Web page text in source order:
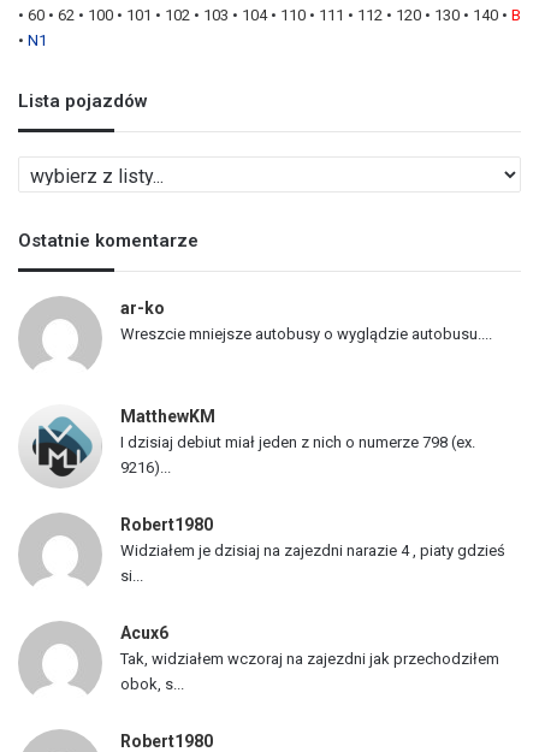
• 60 • 62 • 100 • 101 • 102 • 103 • 104• 110 • 111 • 112 • 120 • 130 • 140 • B
• N1
Lista pojazdów
i
t
a
o
j
w
Ostatnie komentarze
ar-ko
Wreszcie mniejsze autobusy o wyglądzie autobusu....
MatthewKM
I dzisiaj debiut miał jeden z nich o numerze 798 (ex.
9216)...
Robert1980
Widziałem je dzisiaj na zajezdni narazie 4 , piaty gdzieś
si...
Acux6
Tak, widziałem wczoraj na zajezdni jak przechodziłem
obok, s...
Robert1980